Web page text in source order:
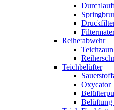
Reiherabwehr
Teichzaun
Teichbelüfter
Oxydator
Belüftung